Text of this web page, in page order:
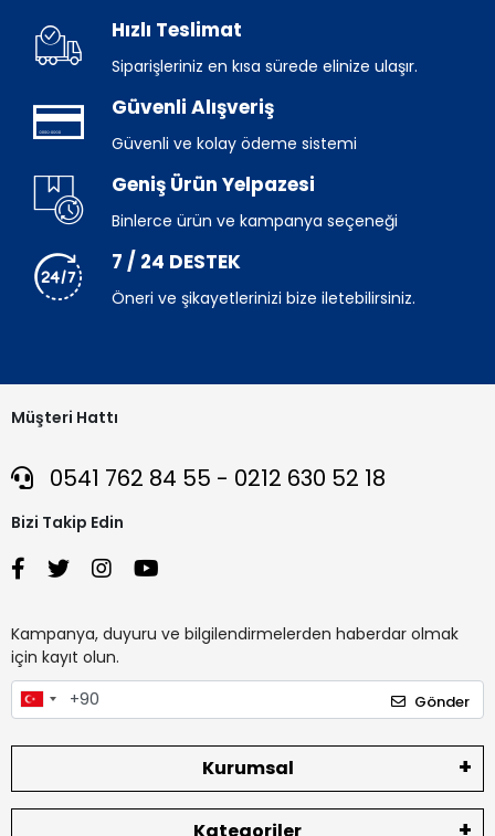
Hızlı Teslimat
Siparişleriniz en kısa sürede elinize ulaşır.
Güvenli Alışveriş
Güvenli ve kolay ödeme sistemi
Geniş Ürün Yelpazesi
Binlerce ürün ve kampanya seçeneği
7 / 24 DESTEK
Öneri ve şikayetlerinizi bize iletebilirsiniz.
Müşteri Hattı
0541 762 84 55 - 0212 630 52 18
Bizi Takip Edin
Kampanya, duyuru ve bilgilendirmelerden haberdar olmak
için kayıt olun.
Gönder
Kurumsal